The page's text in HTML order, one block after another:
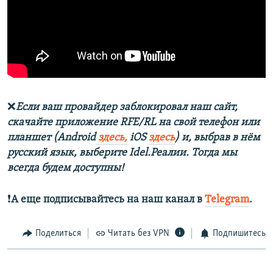
❌Если ваш провайдер заблокировал наш сайт,
скачайте приложение RFE/RL на свой телефон или
планшет (Androidздесь, iOSздесь) и, выбрав в нём
русский язык, выберите Idel.Реалии. Тогда мы
всегда будем доступны!
❗️А еще подписывайтесь на наш канал в Telegram.
Поделиться Читать без VPN Подпишитесь